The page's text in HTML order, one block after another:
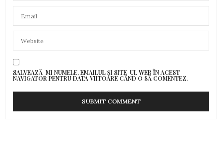
SALVEAZĂ-MI NUMELE, EMAILUL ȘI SITE-UL WEB ÎN ACEST
NAVIGATOR PENTRU DATA VIITOARE CÂND O SĂ COMENTEZ.